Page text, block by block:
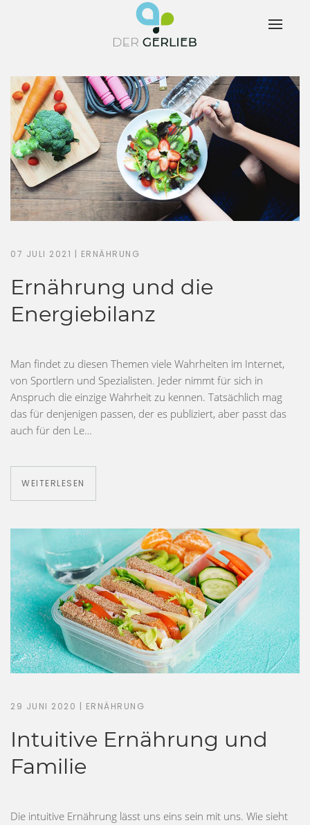
07 JULI 2021 | ERNÄHRUNG
Ernährung und die
Energiebilanz
Man findet zu diesen Themen viele Wahrheiten im Internet,
von Sportlern und Spezialisten. Jeder nimmt für sich in
Anspruch die einzige Wahrheit zu kennen. Tatsächlich mag
das für denjenigen passen, der es publiziert, aber passt das
auch für den Le…
WEITERLESEN
29 JUNI 2020 | ERNÄHRUNG
Intuitive Ernährung und
Familie
Die intuitive Ernährung lässt uns eins sein mit uns. Wie sieht